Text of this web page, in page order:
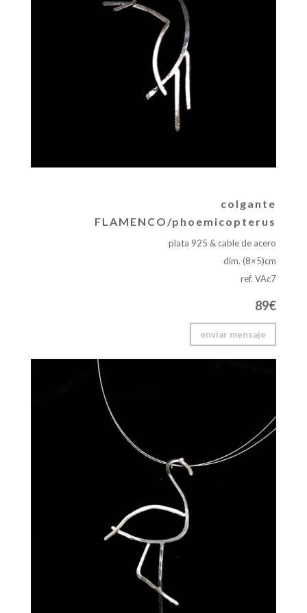
colgante
FLAMENCO/phoemicopterus
plata 925 & cable de acero
dim. (8×5)cm
ref. VAc7
89€
enviar mensaje